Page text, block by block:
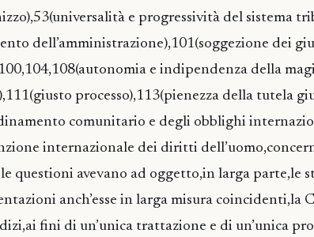
e progressività del sistema
dell’amministrazione),101(soggezione dei
e indipendenza della
processo),113(pienezza della tutela
comunitario e degli obblighi
internazionale dei diritti
questioni avevano ad oggetto,in larga parte,le
anch’esse in larga misura coincidenti,la
fini di un’unica trattazione e di un’unica